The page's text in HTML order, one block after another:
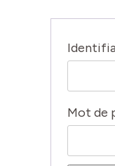
Mot de